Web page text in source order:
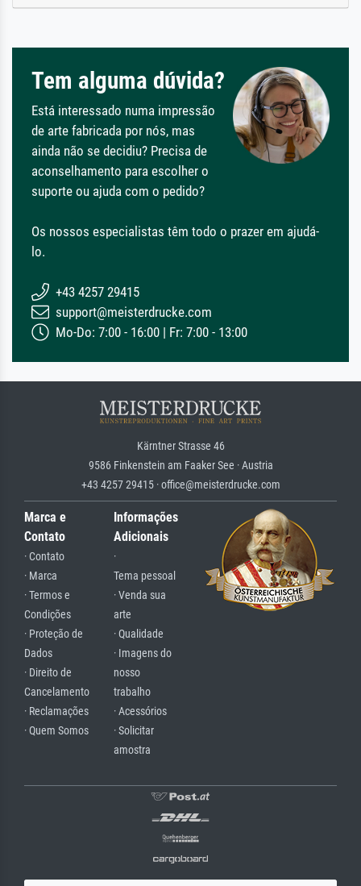
Tem alguma dúvida?
Está interessado numa impressão
de arte fabricada por nós, mas
ainda não se decidiu? Precisa de
aconselhamento para escolher o
suporte ou ajuda com o pedido?
Os nossos especialistas têm todo o prazer em ajudá-
lo.
+43 4257 29415
support@meisterdrucke.com
Mo-Do: 7:00 - 16:00 | Fr: 7:00 - 13:00
Kärntner Strasse 46
9586 Finkenstein am Faaker See · Austria
+43 4257 29415 · office@meisterdrucke.com
Marca e
Contato
· Contato
· Marca
· Termos e
Condições
· Proteção de
Dados
· Direito de
Cancelamento
· Reclamações
· Quem Somos
Informações
Adicionais
·
Tema pessoal
· Venda sua
arte
· Qualidade
· Imagens do
nosso
trabalho
· Acessórios
· Solicitar
amostra